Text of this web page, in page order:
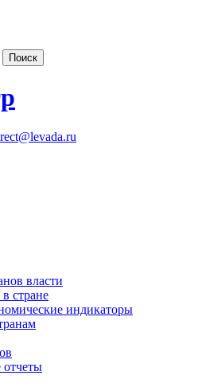
власти
стране
индикаторы
отчеты